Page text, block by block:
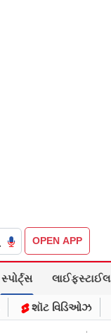
OPEN APP
સ્પોર્ટ્સ લાઈફસ્ટાઈલ
શૉટ વિડિઓઝ